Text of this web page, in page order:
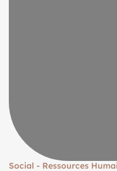
Social - Ressources